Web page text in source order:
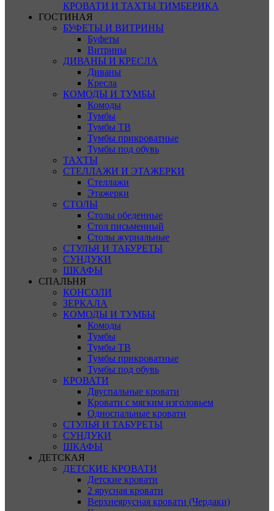
КРОВАТИ И ТАХТЫ ТИМБЕРИКА
ГОСТИНАЯ
БУФЕТЫ И ВИТРИНЫ
Буфеты
Витрины
ДИВАНЫ И КРЕСЛА
Диваны
Кресла
КОМОДЫ И ТУМБЫ
Комоды
Тумбы
Тумбы ТВ
Тумбы прикроватные
Тумбы под обувь
ТАХТЫ
СТЕЛЛАЖИ И ЭТАЖЕРКИ
Стеллажи
Этажерки
СТОЛЫ
Столы обеденные
Стол письменный
Столы журнальные
СТУЛЬЯ И ТАБУРЕТЫ
СУНДУКИ
ШКАФЫ
СПАЛЬНЯ
КОНСОЛИ
ЗЕРКАЛА
КОМОДЫ И ТУМБЫ
Комоды
Тумбы
Тумбы ТВ
Тумбы прикроватные
Тумбы под обувь
КРОВАТИ
Двуспальные кровати
Кровати с мягким изголовьем
Односпальные кровати
СТУЛЬЯ И ТАБУРЕТЫ
СУНДУКИ
ШКАФЫ
ДЕТСКАЯ
ДЕТСКИЕ КРОВАТИ
Детские кровати
2 ярусная кровати
Верхнеярусная кровати (Чердаки)